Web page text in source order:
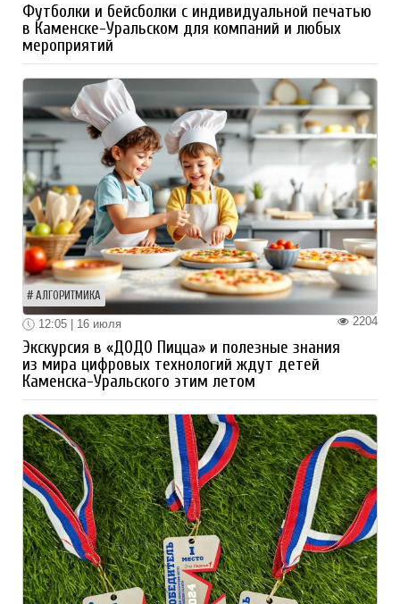
Футболки и бейсболки с индивидуальной печатью
в Каменске-Уральском для компаний и любых
мероприятий
АЛГОРИТМИКА
2204
12:05 | 16 июля
Экскурсия в «ДОДО Пицца» и полезные знания
из мира цифровых технологий ждут детей
Каменска-Уральского этим летом